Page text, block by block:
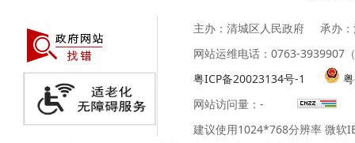
主办：清城区人民政府
承办
网站运维电话：0763-3939907
粤ICP备20023134号-1
网站访问量： -
建议使用1024*768分辨率 微软